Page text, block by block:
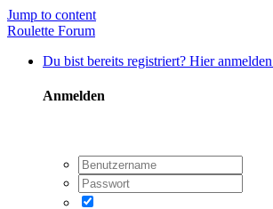
Jump to content
Roulette Forum
Du bist bereits registriert? Hier anmelden
Anmelden